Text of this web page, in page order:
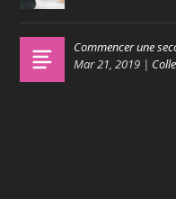
Commencer une
Mar 21, 2019 |